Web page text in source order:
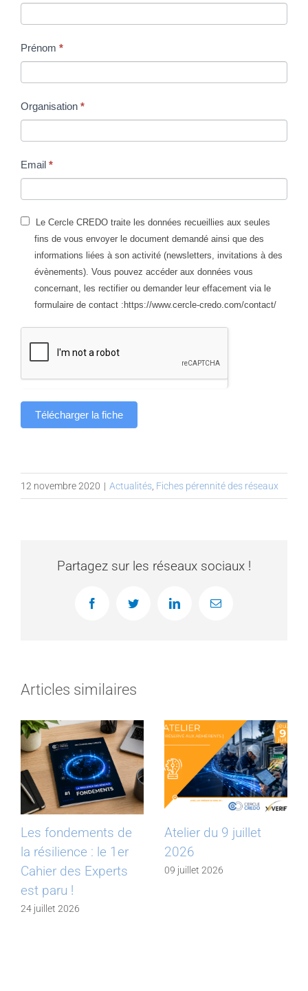
-
Recette
des
(hors
mesure
de
des
fibres)
Prénom *
Organisation *
Email *
Le Cercle CREDO traite les données recueillies aux seules
fins de vous envoyer le document demandé ainsi que des
informations liées à son activité (newsletters, invitations à des
évènements). Vous pouvez accéder aux données vous
concernant, les rectifier ou demander leur effacement via le
formulaire de contact :https://www.cercle-credo.com/contact/
Télécharger la fiche
12 novembre 2020 | Actualités, Fiches pérennité des réseaux
Partagez sur les réseaux sociaux !
FacebookTwitter LinkedInEmail
Articles similaires
Les fondements de
la résilience : le 1er
Cahier des Experts
est paru !
24 juillet 2026
Atelier du 9 juillet
2026
09 juillet 2026